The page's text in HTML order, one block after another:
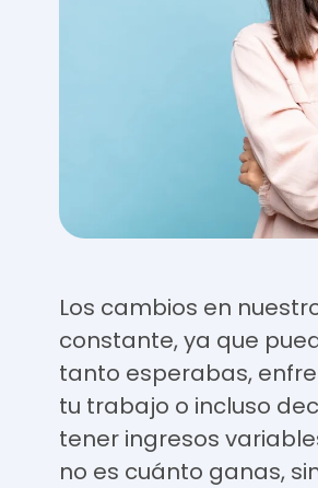
Los cambios en
constante, ya que
tanto esperabas,
tu trabajo o incluso
tener ingresos
no es cuánto ganas,